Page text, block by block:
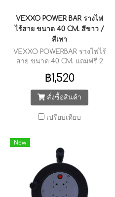
VEXXO POWER BAR รางไฟ
ไร้สาย ขนาด 40 CM. สีขาว /
สีเทา
VEXXO POWERBAR รางไฟไร้
สาย ขนาด 40 CM. แถมฟรี 2
กล่อง
฿1,520
สั่งซื้อสินค้า
เปรียบเทียบ
New